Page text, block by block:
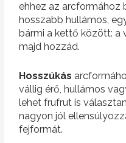
ehhez az arcformához
hosszabb hullámos,
bármi a kettő között: a
majd hozzád.
Hosszúkás
vállig érő, hullámos
lehet frufrut is
nagyon jól
fejformát.